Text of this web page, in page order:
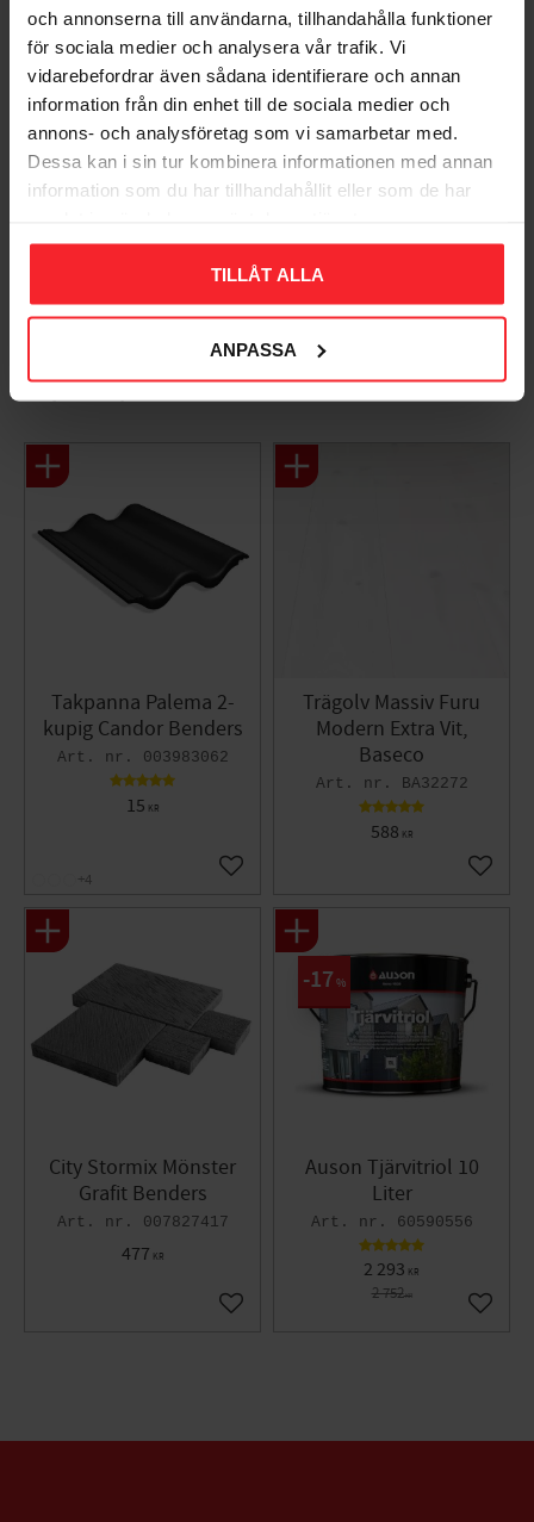
och annonserna till användarna, tillhandahålla funktioner
för sociala medier och analysera vår trafik. Vi
vidarebefordrar även sådana identifierare och annan
information från din enhet till de sociala medier och
annons- och analysföretag som vi samarbetar med.
Dessa kan i sin tur kombinera informationen med annan
information som du har tillhandahållit eller som de har
TILLÅT ALLA
ANPASSA
Du
Populära produkter
Takpanna Palema 2-
kupig Candor Benders
003983062
15 KR
Lägg till i favoriter
+4
Trägolv Massiv Furu
Modern Extra Vit,
Baseco
BA32272
588 KR
Lägg
City Stormix Mönster
Grafit Benders
007827417
477 KR
Lägg till i favoriter
Auson Tjärvitriol 10
Liter
60590556
2 293 KR
2 752KR
17 %
Lägg